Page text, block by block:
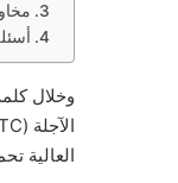
العالية